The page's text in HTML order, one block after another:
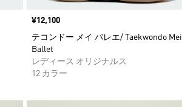
価格
¥12,100
テコンドー メイ バレエ/ Taekwondo Mei
Ballet
レディース オリジナルス
12 カラー